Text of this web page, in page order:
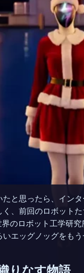
と思ったら、イン
、前回のロボット
ロボット工学研
エッグノッグをも
りなす物語